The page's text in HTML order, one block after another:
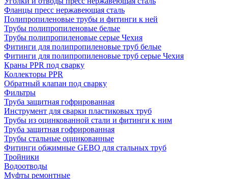
Фланцы пресс нержавеющая сталь
Полипропиленовые трубы и фитинги к ней
Трубы полипропиленовые белые
Трубы полипропиленовые серые Чехия
Фитинги для полипропиленовые труб белые
Фитинги для полипропиленовые труб серые Чехия
Краны PPR под сварку
Коллекторы PPR
Обратный клапан под сварку
Фильтры
Труба защитная гофрированная
Инструмент для сварки пластиковых труб
Трубы из оцинкованной стали и фитинги к ним
Труба защитная гофрированная
Трубы стальные оцинкованные
Фитинги обжимные GEBO для стальных труб
Тройники
Водоотводы
Муфты ремонтные